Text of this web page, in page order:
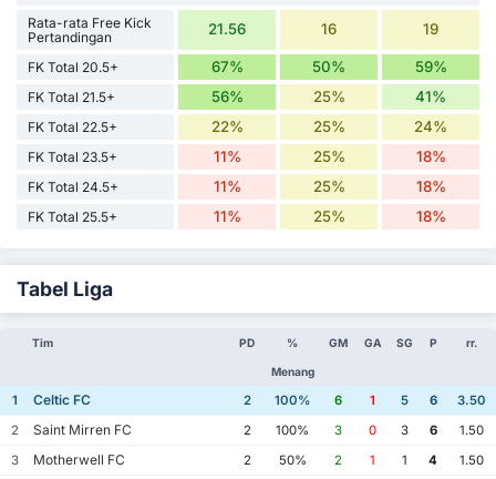
Rata-rata Free Kick
Pertandingan
21.56 16 19
FK Total 20.5+ 67% 50% 59%
FK Total 21.5+ 56% 25% 41%
FK Total 22.5+ 22% 25% 24%
FK Total 23.5+ 11% 25% 18%
FK Total 24.5+ 11% 25% 18%
FK Total 25.5+ 11% 25% 18%
Tabel Liga
Tim PD %
Menang
GM GA SG P rr.
1 Celtic FC 2 100% 6 1 5 6
3.50
2
Saint Mirren FC 2 100% 3 0 3 6
1.50
3
Motherwell FC 2 50% 2 1 1 4 1.50